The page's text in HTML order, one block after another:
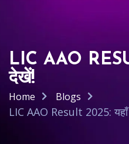
LIC AAO
देखें!
Home Blogs
LIC AAO Result 2025: